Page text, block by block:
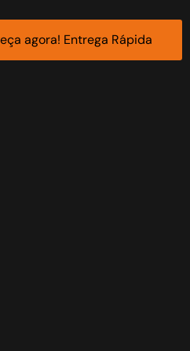
agora! Entrega Rápida